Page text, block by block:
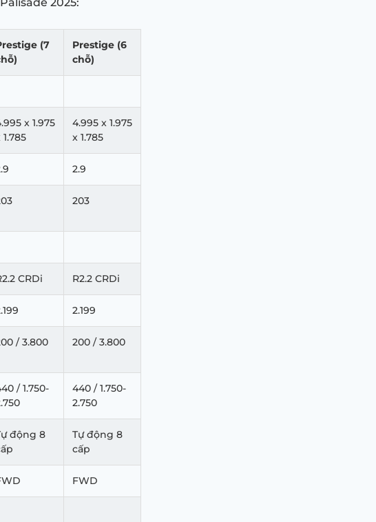
(7
Prestige (6
chỗ)
x 1.975
1.785
4.995 x 1.975
x 1.785
2.9
203
CRDi R2.2 CRDi
2.199
/ 3.800 200 / 3.800
/ 1.750-
440 / 1.750-
2.750
động 8
Tự động 8
cấp
FWD